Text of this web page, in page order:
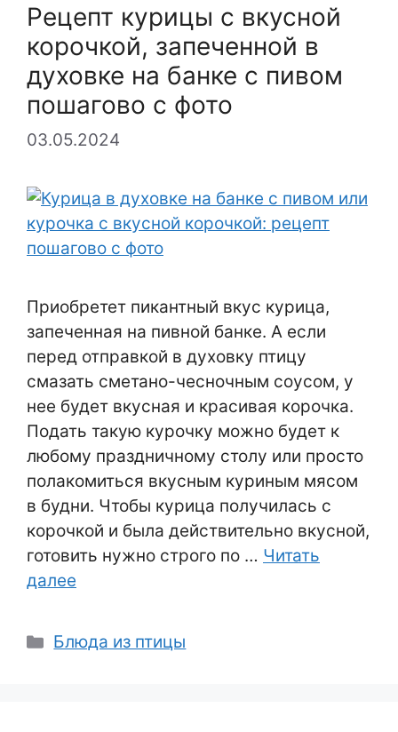
Рецепт курицы с вкусной
корочкой, запеченной в
духовке на банке с пивом
пошагово с фото
03.05.2024
Приобретет пикантный вкус курица,
запеченная на пивной банке. А если
перед отправкой в духовку птицу
смазать сметано-чесночным соусом, у
нее будет вкусная и красивая корочка.
Подать такую курочку можно будет к
любому праздничному столу или просто
полакомиться вкусным куриным мясом
в будни. Чтобы курица получилась с
корочкой и была действительно вкусной,
готовить нужно строго по … Читать
далее
Рубрики
Блюда из птицы